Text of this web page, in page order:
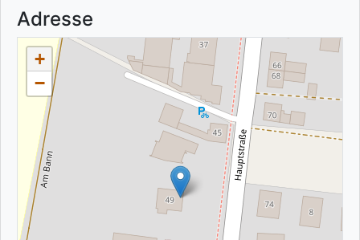
Adresse
+
−